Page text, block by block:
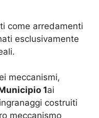
come arredamenti
esclusivamente
meccanismi,
1ai
costruiti
meccanismo